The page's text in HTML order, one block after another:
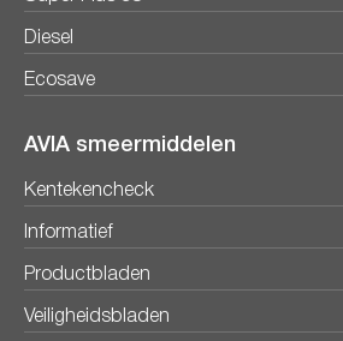
Diesel
Ecosave
AVIA smeermiddelen
Kentekencheck
Informatief
Productbladen
Veiligheidsbladen